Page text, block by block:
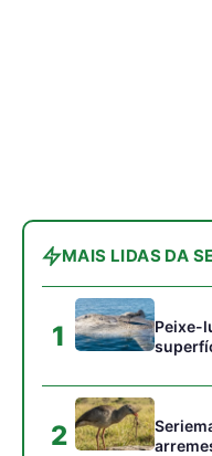
MAIS LIDAS DA
1
Peixe-
2